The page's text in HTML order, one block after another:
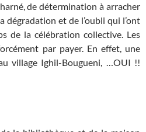
de détermination à arracher
dégradation et de l’oubli qui l’ont
de la célébration collective. Les
par payer. En effet, une
village Ighil-Bougueni, …OUI !!